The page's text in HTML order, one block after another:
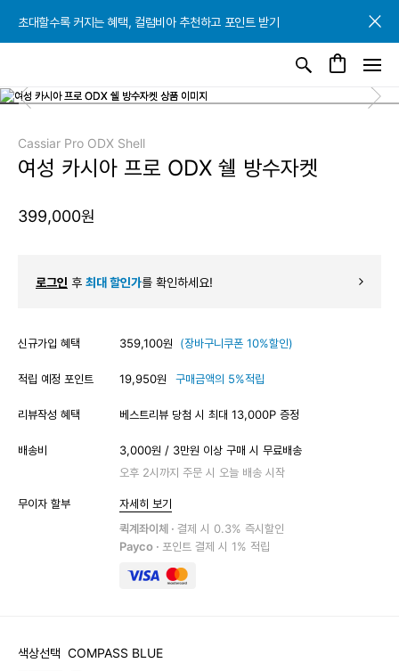
초대할수록 커지는 혜택, 컬럼비아 추천하고 포인트 받기
초대할수록 커지는 혜택, 컬럼비아 추천하고 포인트 받기
초대할수록 커지는 혜택, 컬럼비아 추천하고 포인트 받기
Cassiar Pro ODX Shell
여성 카시아 프로 ODX 쉘 방수자켓
399,000원
로그인 후 최대 할인가를 확인하세요!
신규가입 혜택 359,100원 (장바구니쿠폰 10%할인)
적립 예정 포인트 19,950원 구매금액의 5%적립
리뷰작성 혜택 베스트리뷰 당첨 시 최대 13,000P 증정
배송비
3,000원 / 3만원 이상 구매 시 무료배송
오후 2시까지 주문 시 오늘 배송 시작
무이자 할부
자세히 보기
퀵계좌이체 · 결제 시 0.3% 즉시할인
Payco · 포인트 결제 시 1% 적립
색상선택 COMPASS BLUE